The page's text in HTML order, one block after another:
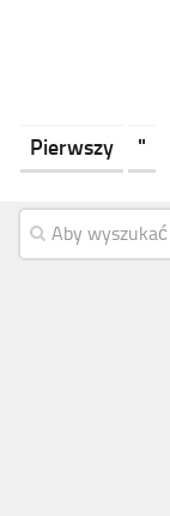
Pierwszy "